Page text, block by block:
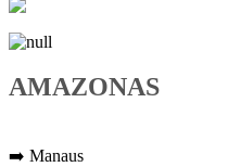
AMAZONAS
➡️ Manaus